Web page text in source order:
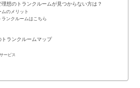
想のトランクルームが見つからない方は？
のメリット
ランクルームはこちら
ランクルームマップ
ービス